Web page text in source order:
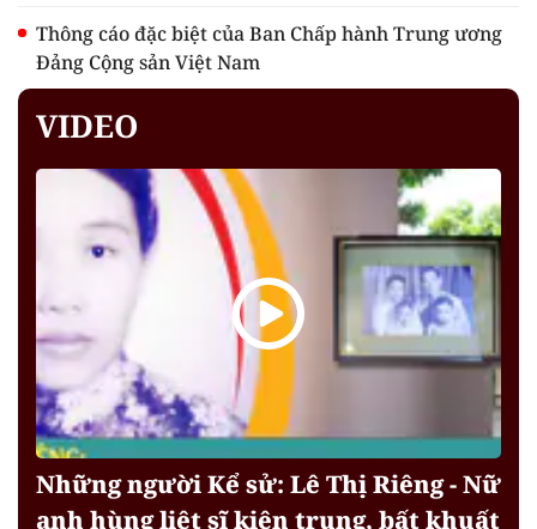
Thông cáo đặc biệt của Ban Chấp hành Trung ương
Đảng Cộng sản Việt Nam
VIDEO
Những người Kể sử: Lê Thị Riêng - Nữ
anh hùng liệt sĩ kiên trung, bất khuất